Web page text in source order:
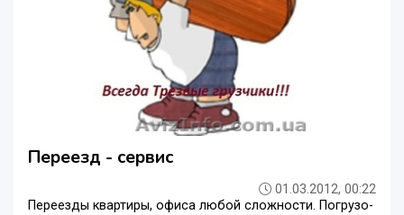
Переезд - сервис
01.03.2012, 00:22
Переезды квартиры, офиса любой сложности. Погрузо-